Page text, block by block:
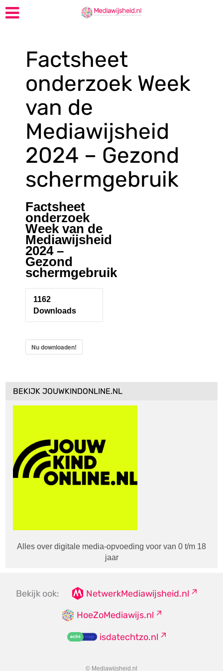
Factsheet
onderzoek Week
van de
Mediawijsheid
2024 – Gezond
schermgebruik
Factsheet
onderzoek
Week van de
Mediawijsheid
2024 –
Gezond
schermgebruik
1162
Downloads
Nu downloaden!
BEKIJK JOUWKINDONLINE.NL
Alles over digitale media-opvoeding voor van 0 t/m 18
jaar
Bekijk ook:
NetwerkMediawijsheid.nl
HoeZoMediawijs.nl
isdatechtzo.nl
© Mediawijsheid.nl